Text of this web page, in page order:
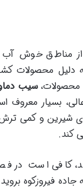
از مناطق خوش آب
دلیل محصولات
محصولات،سیب
بسیار معروف
ای شیرین و کمی
کند.
کافی است در
جاده فیروزکوه